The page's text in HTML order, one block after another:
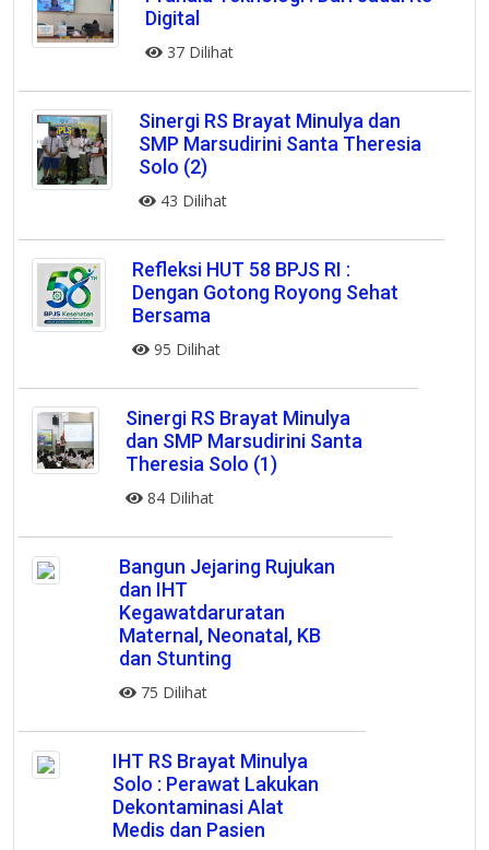
Digital
37 Dilihat
Sinergi RS Brayat Minulya dan
SMP Marsudirini Santa Theresia
Solo (2)
43 Dilihat
Refleksi HUT 58 BPJS RI :
Dengan Gotong Royong Sehat
Bersama
95 Dilihat
Sinergi RS Brayat Minulya
dan SMP Marsudirini Santa
Theresia Solo (1)
84 Dilihat
Bangun Jejaring Rujukan
dan IHT
Kegawatdaruratan
Maternal, Neonatal, KB
dan Stunting
75 Dilihat
IHT RS Brayat Minulya
Solo : Perawat Lakukan
Dekontaminasi Alat
Medis dan Pasien